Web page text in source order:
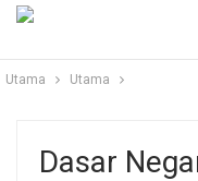
Utama Utama
Dasar